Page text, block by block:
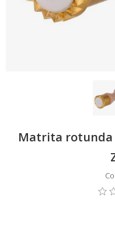
Matrita rotunda